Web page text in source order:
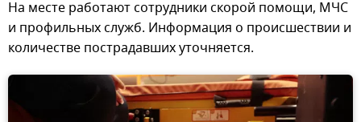
На месте работают сотрудники скорой помощи, МЧС
и профильных служб. Информация о происшествии и
количестве пострадавших уточняется.